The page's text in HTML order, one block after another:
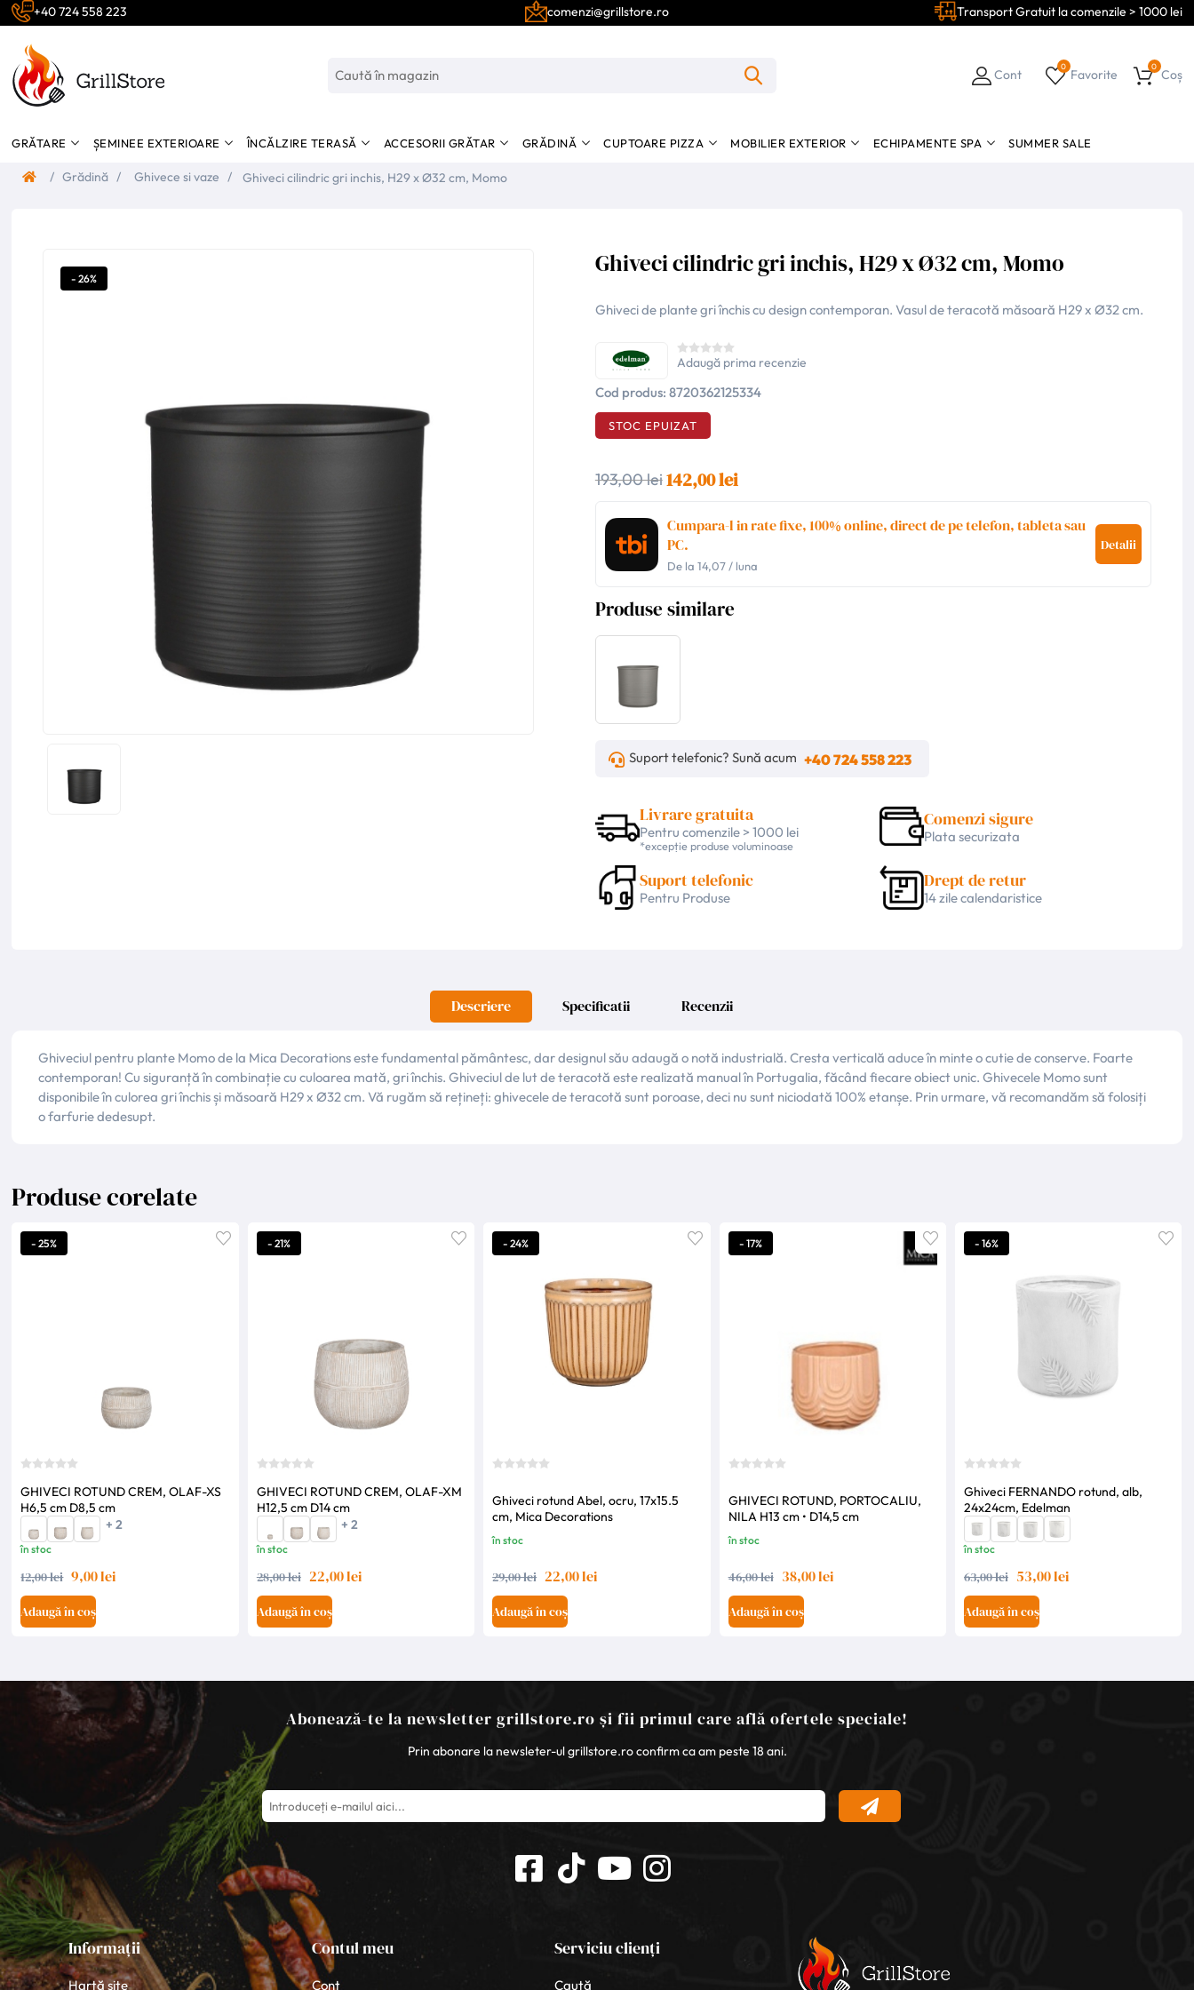
+40 724 558 223 comenzi@grillstore.ro Transport Gratuit la comenzile > 1000 lei
Cont Favorite
0
Coș
0
GRĂTARE ȘEMINEE EXTERIOARE ÎNCĂLZIRE TERASĂ ACCESORII GRĂTAR GRĂDINĂ CUPTOARE PIZZA MOBILIER EXTERIOR ECHIPAMENTE SPA SUMMER SALE
/ Grădină / Ghivece si vaze / Ghiveci cilindric gri inchis, H29 x Ø32 cm, Momo
- 26%
Ghiveci cilindric gri inchis, H29 x Ø32 cm, Momo
Ghiveci de plante gri închis cu design contemporan. Vasul de teracotă măsoară H29 x Ø32 cm.
Adaugă prima recenzie
Cod produs: 8720362125334
STOC EPUIZAT
193,00 lei142,00 lei
Cumpara-l in rate fixe, 100% online, direct de pe telefon, tableta sau
PC.
De la 14,07/ luna
Detalii
Produse similare
Suport telefonic? Sună acum +40 724 558 223
Livrare gratuita
Pentru comenzile > 1000 lei
*excepție produse voluminoase
Comenzi sigure
Plata securizata
Suport telefonic
Pentru Produse
Drept de retur
14 zile calendaristice
Descriere Specificatii Recenzii
Ghiveciul pentru plante Momo de la Mica Decorations este fundamental pământesc, dar designul său adaugă o notă industrială. Cresta verticală aduce în minte o cutie de conserve. Foarte
contemporan! Cu siguranță în combinație cu culoarea mată, gri închis. Ghiveciul de lut de teracotă este realizată manual în Portugalia, făcând fiecare obiect unic. Ghivecele Momo sunt
disponibile în culorea gri închis și măsoară H29 x Ø32 cm. Vă rugăm să rețineți: ghivecele de teracotă sunt poroase, deci nu sunt niciodată 100% etanșe. Prin urmare, vă recomandăm să folosiți
o farfurie dedesupt.
Produse corelate
- 25%
GHIVECI ROTUND CREM, OLAF-XS
H6,5 cm D8,5 cm
+ 2
în stoc
12,00 lei 9,00 lei
Adaugă în coș
- 21%
GHIVECI ROTUND CREM, OLAF-XM
H12,5 cm D14 cm
+ 2
în stoc
28,00 lei 22,00 lei
Adaugă în coș
- 24%
Ghiveci rotund Abel, ocru, 17x15.5
cm, Mica Decorations
în stoc
29,00 lei 22,00 lei
Adaugă în coș
- 17%
GHIVECI ROTUND, PORTOCALIU,
NILA H13 cm • D14,5 cm
în stoc
46,00 lei 38,00 lei
Adaugă în coș
- 16%
Ghiveci FERNANDO rotund, alb,
24x24cm, Edelman
în stoc
63,00 lei 53,00 lei
Adaugă în coș
Abonează-te la newsletter grillstore.ro și fii primul care află ofertele speciale!
Prin abonare la newsleter-ul grillstore.ro confirm ca am peste 18 ani.
Informații
Hartă site
Contul meu
Cont
Serviciu clienți
Caută